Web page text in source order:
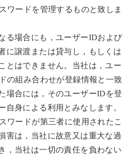
ワードを管理するものと致しま
る場合にも，ユーザーIDおよび
に譲渡または貸与し，もしくは
とはできません。当社は，ユー
の組み合わせが登録情報と一致
場合には，そのユーザーIDを登
自身による利用とみなします。
ワードが第三者に使用されたこ
害は，当社に故意又は重大な過
，当社は一切の責任を負わない